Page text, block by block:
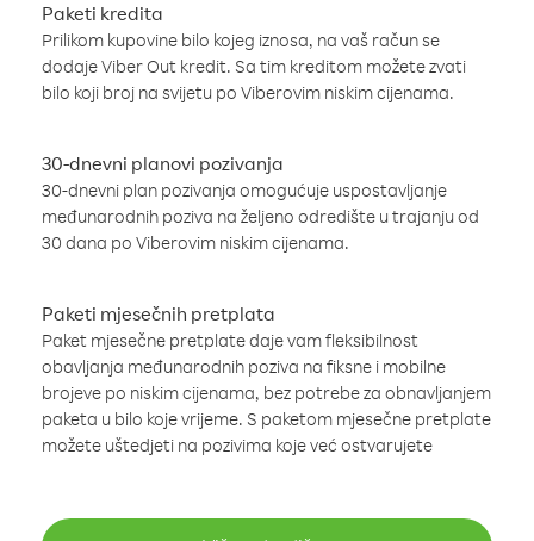
Paketi kredita
Prilikom kupovine bilo kojeg iznosa, na vaš račun se
dodaje Viber Out kredit. Sa tim kreditom možete zvati
bilo koji broj na svijetu po Viberovim niskim cijenama.
30-dnevni planovi pozivanja
30-dnevni plan pozivanja omogućuje uspostavljanje
međunarodnih poziva na željeno odredište u trajanju od
30 dana po Viberovim niskim cijenama.
Paketi mjesečnih pretplata
Paket mjesečne pretplate daje vam fleksibilnost
obavljanja međunarodnih poziva na fiksne i mobilne
brojeve po niskim cijenama, bez potrebe za obnavljanjem
paketa u bilo koje vrijeme. S paketom mjesečne pretplate
možete uštedjeti na pozivima koje već ostvarujete